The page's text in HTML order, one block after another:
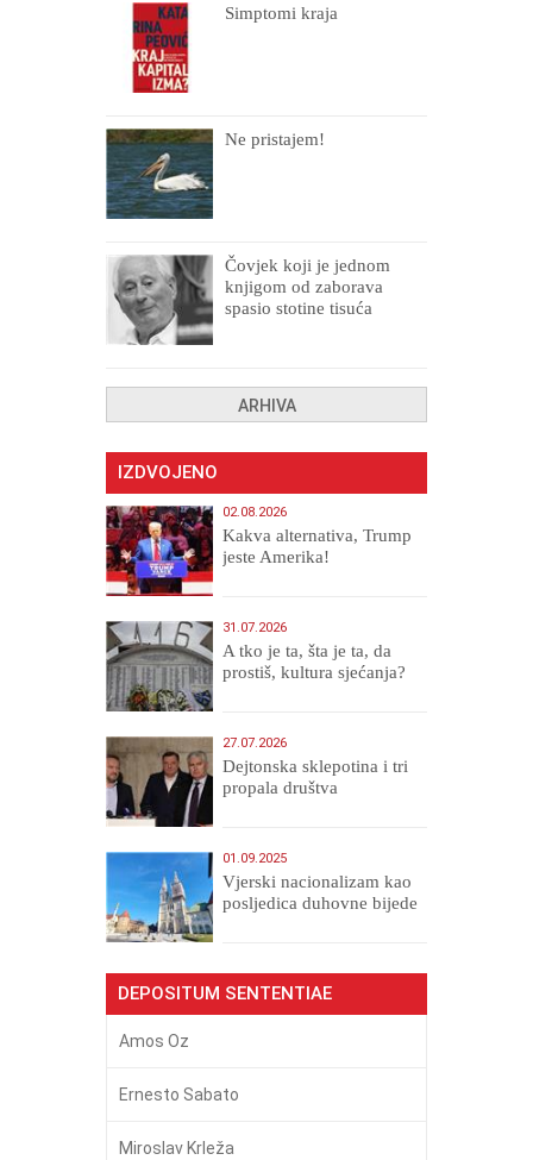
Simptomi kraja
Ne pristajem!
Čovjek koji je jednom
knjigom od zaborava
spasio stotine tisuća
ARHIVA
IZDVOJENO
02.08.2026
Kakva alternativa, Trump
jeste Amerika!
31.07.2026
A tko je ta, šta je ta, da
prostiš, kultura sjećanja?
27.07.2026
Dejtonska sklepotina i tri
propala društva
01.09.2025
​Vjerski nacionalizam kao
posljedica duhovne bijede
DEPOSITUM SENTENTIAE
Amos Oz
Ernesto Sabato
Miroslav Krleža